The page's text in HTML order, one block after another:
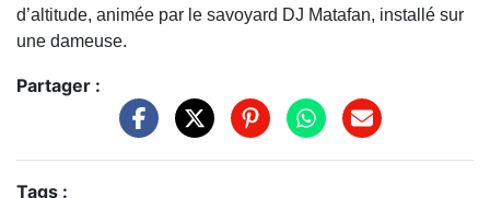
d’altitude, animée par le savoyard DJ Matafan, installé sur
une dameuse.
Partager :
Tags :